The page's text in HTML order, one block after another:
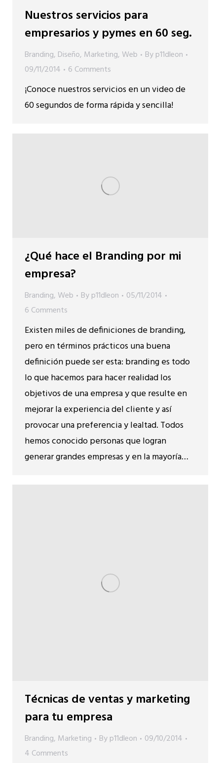
Nuestros servicios para
empresarios y pymes en 60 seg.
Branding, Diseño, Marketing, Web Byp11dleon
09/11/2014
6 Comments
¡Conoce nuestros servicios en un video de
60 segundos de forma rápida y sencilla!
¿Qué hace el Branding por mi
empresa?
Branding, Web Byp11dleon
05/11/2014
6 Comments
Existen miles de definiciones de branding,
pero en términos prácticos una buena
definición puede ser esta: branding es todo
lo que hacemos para hacer realidad los
objetivos de una empresa y que resulte en
mejorar la experiencia del cliente y así
provocar una preferencia y lealtad. Todos
hemos conocido personas que logran
generar grandes empresas y en la mayoría…
Técnicas de ventas y marketing
para tu empresa
Branding, Marketing Byp11dleon
09/10/2014
4 Comments